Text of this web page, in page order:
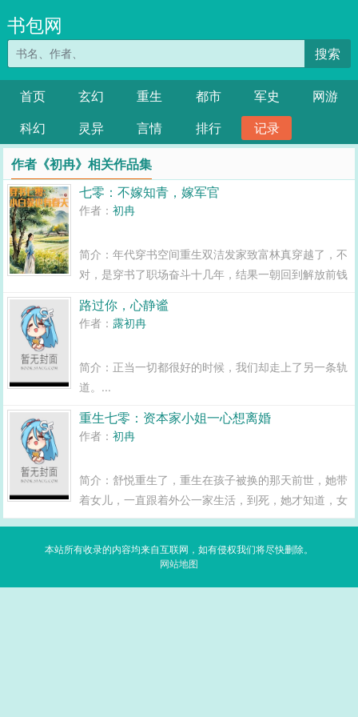
书包网
搜索
首页 玄幻 重生 都市 军史
网游
科幻
灵异 言情 排行 记录
作者《初冉》相关作品集
七零：不嫁知青，嫁军官
作者：初冉
简介：年代穿书空间重生双洁发家致富林真穿越了，不
对，是穿书了职场奋斗十几年，结果一朝回到解放前钱
妈不爱的小白菜起的比鸡早，睡的比狗晚，干的比牛
路过你，心静谧
作者： 露初冉
简介：正当一切都很好的时候，我们却走上了另一条轨
道。...
重生七零：资本家小姐一心想离婚
作者：初冉
简介：舒悦重生了，重生在孩子被换的那天前世，她带
着女儿，一直跟着外公一家生活，到死，她才知道，女
儿不是自己亲生的，是被婆家大嫂换过来的。 其
子，才会把儿子…...
本站所有收录的内容均来自互联网，如有侵权我们将尽快删除。
网站地图